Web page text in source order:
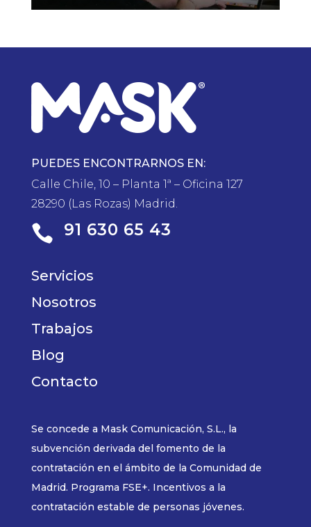
PUEDES ENCONTRARNOS EN:
Calle Chile, 10 – Planta 1ª – Oficina 127
28290 (Las Rozas) Madrid.
 91 630 65 43
Servicios
Nosotros
Trabajos
Blog
Contacto
Se concede a Mask Comunicación, S.L., la
subvención derivada del fomento de la
contratación en el ámbito de la Comunidad de
Madrid. Programa FSE+. Incentivos a la
contratación estable de personas jóvenes.